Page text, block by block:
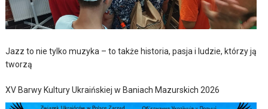
Jazz to nie tylko muzyka – to także historia, pasja i ludzie, którzy ją
tworzą
XV Barwy Kultury Ukraińskiej w Baniach Mazurskich 2026